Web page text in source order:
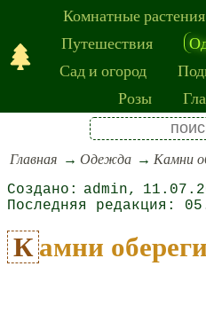
Комнатные растения
Путешествия
Сад и огород
Розы
Главная Одежда Камни
admin
Камни